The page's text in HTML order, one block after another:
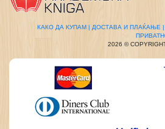
КАКО ДА КУПАМ | ДОСТАВА И ПЛАЌАЊЕ |
2026 ©